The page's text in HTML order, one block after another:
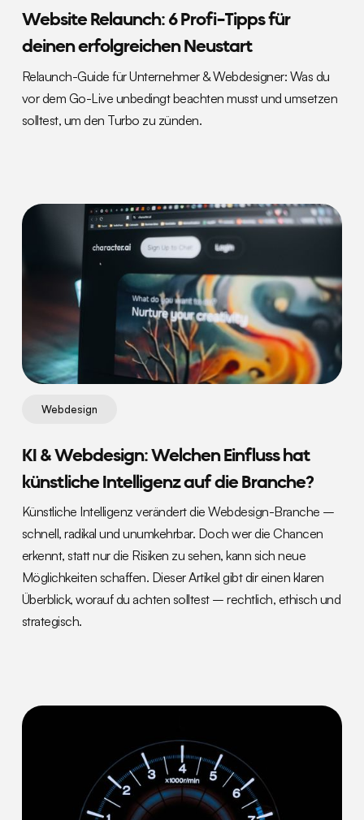
Website Relaunch: 6 Profi-Tipps für
deinen erfolgreichen Neustart
Relaunch-Guide für Unternehmer & Webdesigner: Was du
vor dem Go-Live unbedingt beachten musst und umsetzen
solltest, um den Turbo zu zünden.
Webdesign
KI & Webdesign: Welchen Einfluss hat
künstliche Intelligenz auf die Branche?
Künstliche Intelligenz verändert die Webdesign-Branche –
schnell, radikal und unumkehrbar. Doch wer die Chancen
erkennt, statt nur die Risiken zu sehen, kann sich neue
Möglichkeiten schaffen. Dieser Artikel gibt dir einen klaren
Überblick, worauf du achten solltest – rechtlich, ethisch und
strategisch.